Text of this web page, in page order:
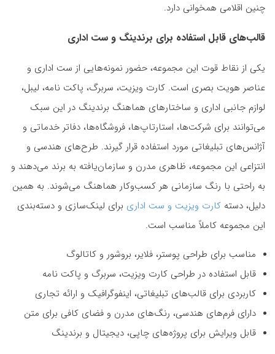
چنین اقلامی همخوانی دارد.
قالب‌های قابل استفاده برای برندینگ و ست اداری
یکی از نقاط قوت این مجموعه، حضور نمونه‌هایی از ست اداری و
عناصر هویت بصری است. کارت ویزیت، سربرگ، پاکت نامه، لیبل،
لوازم جانبی اداری و ساختارهای هماهنگ برندینگ در این سبک
می‌توانند برای شرکت‌ها، استارتاپ‌ها، فروشگاه‌ها، دفاتر خدماتی و
آژانس‌های تبلیغاتی مورد استفاده قرار گیرند. طرح‌های هندسی و
انتزاعی این مجموعه، ظاهری مدرن و سازمان‌یافته به برند می‌دهند و
به راحتی با رنگ سازمانی هر کسب‌وکار هماهنگ می‌شوند. به همین
دلیل، دسته کارت ویزیت و ست اداری برای لینک‌سازی و دسته‌بندی
این مجموعه کاملاً مناسب است.
مناسب برای طراحی پوستر، فلایر، بروشور و کاتالوگ
قابل استفاده در طراحی کارت ویزیت، سربرگ و پاکت نامه
کاربردی برای قالب‌های تبلیغاتی، اینفوگرافیک و ارائه تجاری
دارای فرم‌های هندسی، رنگ‌های مدرن و فضای کافی برای متن
قابل ویرایش برای پروژه‌های چاپی، دیجیتال و برندینگ